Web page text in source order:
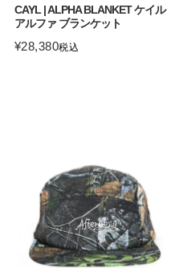
CAYL | ALPHA BLANKET ケイル
アルファ ブランケット
¥28,380税込